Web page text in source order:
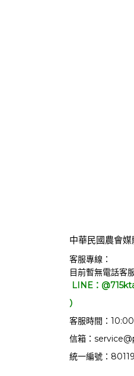
中華民國農會媒
客服專線：
目前暫無電話客
LINE：
）
客服時間：
信箱：
統一編號：